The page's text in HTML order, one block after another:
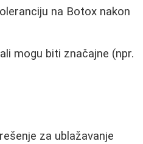
na Botox nakon
mogu biti značajne (npr.
za ublažavanje